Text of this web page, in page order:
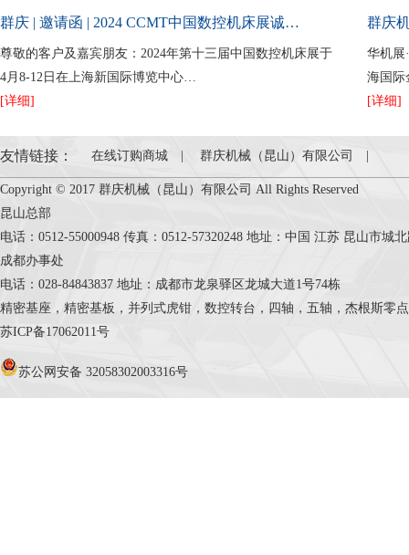
群庆 | 邀请函 | 2024 CCMT中国数控机床展诚…
尊敬的客户及嘉宾朋友：2024年第十三届中国数控机床展于
4月8-12日在上海新国际博览中心…
[详细]
群庆
华机展
海国际
[详细]
友情链接： 在线订购商城 群庆机械（昆山）有限公司
Copyright © 2017 群庆机械（昆山）有限公司 All Rights Reserved
昆山总部
电话：0512-55000948 传真：0512-57320248 地址：中国 江苏 昆山市城
成都办事处
电话：028-84843837 地址：成都市龙泉驿区龙城大道1号74栋
精密基座，精密基板，并列式虎钳，数控转台，四轴，五轴，杰根斯零
苏ICP备17062011号
苏公网安备 32058302003316号